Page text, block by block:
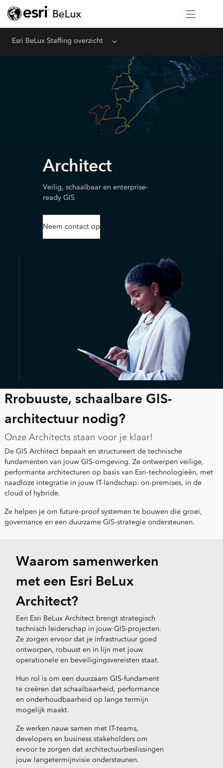
Esri BeLux Staffing overzicht Menu
Architect
Veilig, schaalbaar en enterprise-
ready GIS
Neem contact op
Rrobuuste, schaalbare GIS-
architectuur nodig?
Onze Architects staan voor je klaar!
De GIS Architect bepaalt en structureert de technische
fundamenten van jouw GIS-omgeving. Ze ontwerpen veilige,
performante architecturen op basis van Esri-technologieën, met
naadloze integratie in jouw IT-landschap: on-premises, in de
cloud of hybride.
Ze helpen je om future-proof systemen te bouwen die groei,
governance en een duurzame GIS-strategie ondersteunen.
Waarom samenwerken
met een Esri BeLux
Architect?
Een Esri BeLux Architect brengt strategisch
technisch leiderschap in jouw GIS-projecten.
Ze zorgen ervoor dat je infrastructuur goed
ontworpen, robuust en in lijn met jouw
operationele en beveiligingsvereisten staat.
Hun rol is om een duurzaam GIS-fundament
te creëren dat schaalbaarheid, performance
en onderhoudbaarheid op lange termijn
mogelijk maakt.
Ze werken nauw samen met IT-teams,
developers en business stakeholders om
ervoor te zorgen dat architectuurbeslissingen
jouw langetermijnvisie ondersteunen.